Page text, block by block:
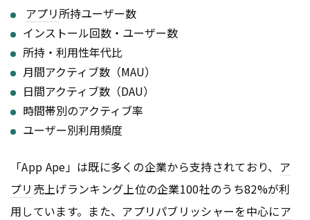
アプリ所持ユーザー数
インストール回数・ユーザー数
所持・利用性年代比
月間アクティブ数（MAU）
日間アクティブ数（DAU）
時間帯別のアクティブ率
ユーザー別利用頻度
「App Ape」は既に多くの企業から支持されており、 ア
プリ 売上げランキング上位の企業100社のうち82%が利
用しています。また、 アプリパブリッシャーを中心にア